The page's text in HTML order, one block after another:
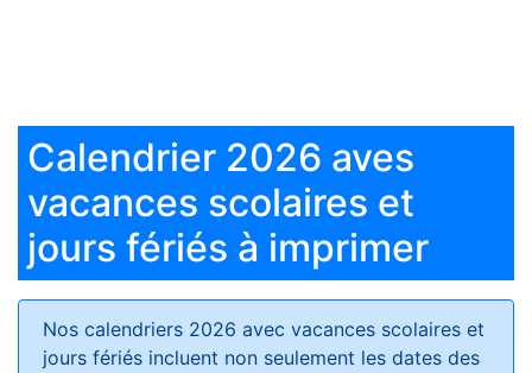
Calendrier 2026 aves
vacances scolaires et
jours fériés à imprimer
Nos calendriers 2026 avec vacances scolaires et
jours fériés incluent non seulement les dates des